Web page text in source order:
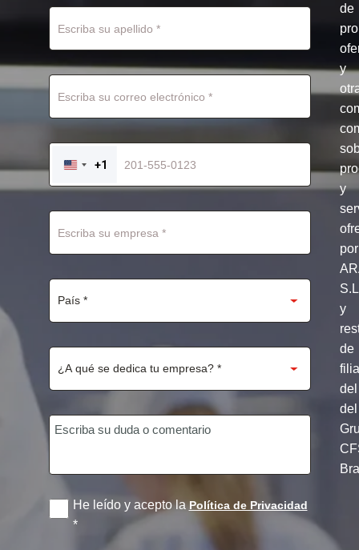
UNITED
STATES
+1
de
y
y
por
y
de
del
del
He leído y acepto laPolítica de Privacidad
*